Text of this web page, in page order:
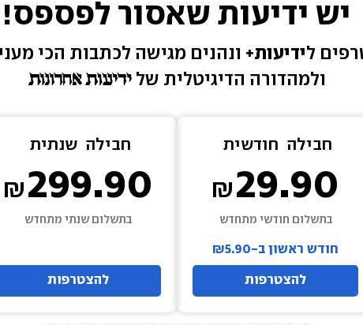
יש ידיעות שאסור לפספס!
לידיעות+ ונהנים מגישה לכתבות הכי
ולמהדורה הדיגיטלית של
חבילה חודשית
29.90
בתשלום חודשי מתחדש
חודש ראשון ב-₪5.90
להצטרפות
חבילה שנתית
299.90
בתשלום שנתי מתחדש
להצטרפות